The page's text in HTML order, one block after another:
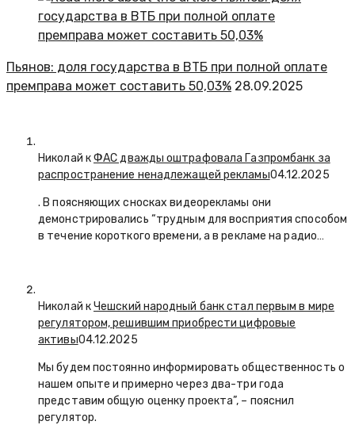
Пьянов: доля государства в ВТБ при полной оплате
премправа может составить 50,03% 28.09.2025
Николай кФАС дважды оштрафовала Газпромбанк за
распространение ненадлежащей рекламы04.12.2025
. В поясняющих сносках видеорекламы они
демонстрировались “трудным для восприятия способом
в течение короткого времени, а в рекламе на радио…
Николай кЧешский народный банк стал первым в мире
регулятором, решившим приобрести цифровые
активы04.12.2025
Мы будем постоянно информировать общественность о
нашем опыте и примерно через два-три года
представим общую оценку проекта”, – пояснил
регулятор.